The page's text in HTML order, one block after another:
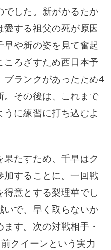
でした。新がかるたか
愛する祖父の死が原因
早や新の姿を見て奮起
ころざすため西日本予
ブランクがあったため4
。その後は、これまで
に練習に打ち込むよ
果たすため、千早はク
加することに。一回戦
意とする梨理華でし
いで、早く取らないか
す。次の対戦相手・
クイーンという実力